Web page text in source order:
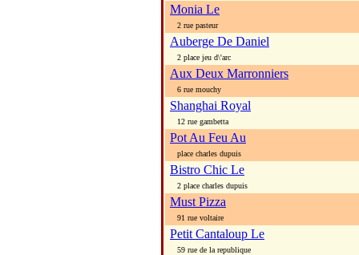
Monia Le
2 rue pasteur
Auberge De Daniel
2 place jeu d\'arc
Aux Deux Marronniers
6 rue mouchy
Shanghai Royal
12 rue gambetta
Pot Au Feu Au
place charles dupuis
Bistro Chic Le
2 place charles dupuis
Must Pizza
91 rue voltaire
Petit Cantaloup Le
59 rue de la republique